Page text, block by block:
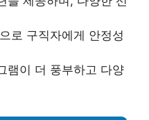
로 구직자에게 안정성
램이 더 풍부하고 다양